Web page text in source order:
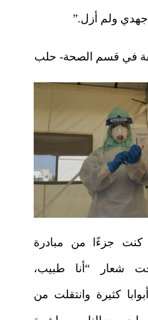
ولم أزل.”
في قسم الصحة- حلب
كنت جزءًا من مبادرة
شعار “أنا طبيب،
كثيرة وانتقلت من